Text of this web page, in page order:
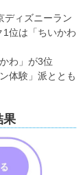
ディズニーラン
1位は「ちいかわ
わ」が3位
体験」派ととも
果